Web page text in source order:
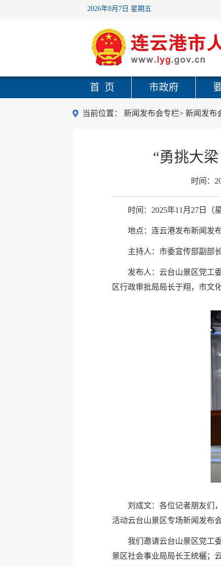
2026年8月7日 星期五
首 页 市政府
当前位置： 新闻发布会专栏> 新闻发布
“勇挑大
时间：
时间：2025年11月27日（
地点：连云港发布新闻发
主持人：市委宣传部副部
发布人：云台山景区党工
区行政审批局局长于翔，市文
刘成文：各位记者朋友们
活动云台山景区专场新闻发布
我们邀请云台山景区党工
景区社会事业局局长王统欐；